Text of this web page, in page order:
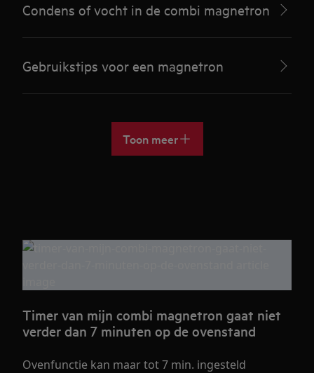
Condens of vocht in de combi magnetron
Gebruikstips voor een magnetron
Toon meer
Timer van mijn combi magnetron gaat niet
verder dan 7 minuten op de ovenstand
Ovenfunctie kan maar tot 7 min. ingesteld